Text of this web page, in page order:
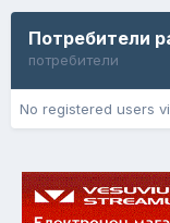
Потребители
потребители
No registered users